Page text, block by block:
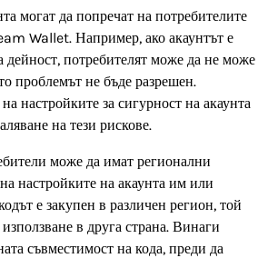
могат да попречат на потребителите
Wallet. Например, ако акаунтът е
дейност, потребителят може да не може
проблемът не бъде разрешен.
настройките за сигурност на акаунта
на тези рискове.
може да имат регионални
настройките на акаунта им или
е закупен в различен регион, той
в друга страна. Винаги
съвместимост на кода, преди да